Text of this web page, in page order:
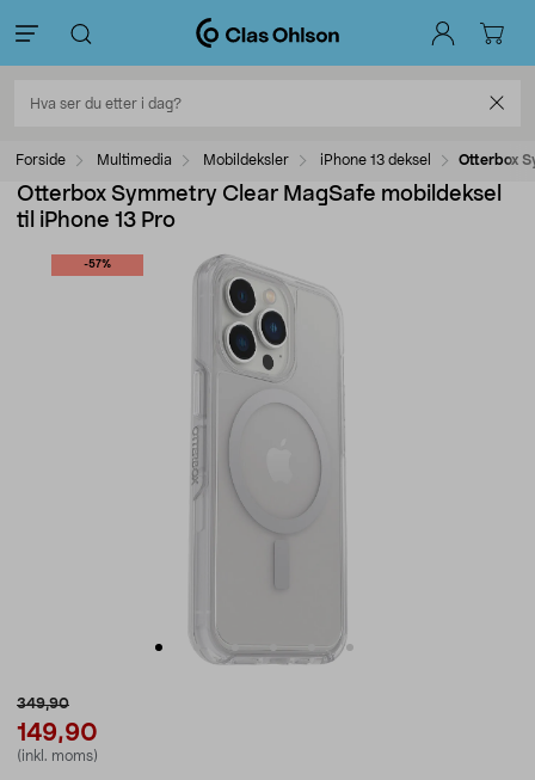
Forside Multimedia Mobildeksler iPhone 13 deksel Otterbox
Otterbox Symmetry Clear MagSafe mobildeksel
til iPhone 13 Pro
-57%
349,90
149,90
(inkl. moms)